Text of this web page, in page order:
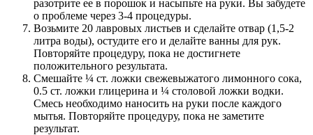
разотрите ее в порошок и насыпьте на руки. Вы забудете
о проблеме через 3-4 процедуры.
Возьмите 20 лавровых листьев и сделайте отвар (1,5-2
литра воды), остудите его и делайте ванны для рук.
Повторяйте процедуру, пока не достигнете
положительного результата.
Смешайте ¼ ст. ложки свежевыжатого лимонного сока,
0.5 ст. ложки глицерина и ¼ столовой ложки водки.
Смесь необходимо наносить на руки после каждого
мытья. Повторяйте процедуру, пока не заметите
результат.